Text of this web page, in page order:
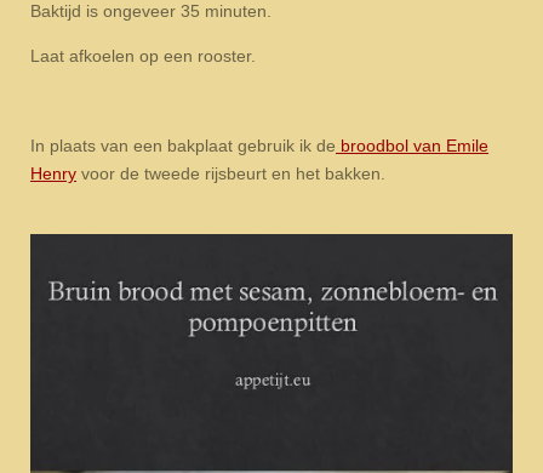
Baktijd is ongeveer 35 minuten.
Laat afkoelen op een rooster.
In plaats van een bakplaat gebruik ik de broodbol van Emile
Henry voor de tweede rijsbeurt en het bakken.